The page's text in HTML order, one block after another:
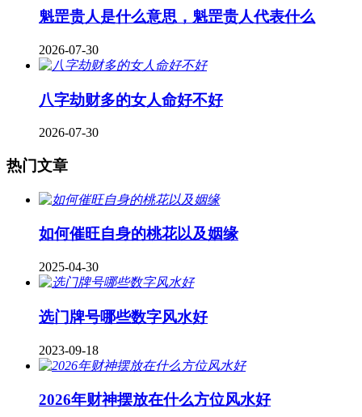
魁罡贵人是什么意思，魁罡贵人代表什么
2026-07-30
八字劫财多的女人命好不好
2026-07-30
热门文章
如何催旺自身的桃花以及姻缘
2025-04-30
​选门牌号哪些数字风水好
2023-09-18
2026年财神摆放在什么方位风水好